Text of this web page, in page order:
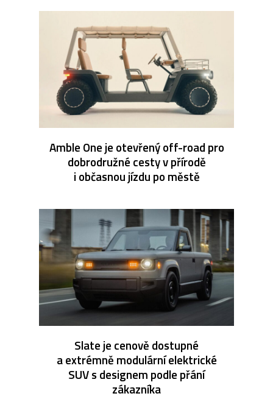
Amble One je otevřený off-road pro
dobrodružné cesty v přírodě
i občasnou jízdu po městě
Slate je cenově dostupné
a extrémně modulární elektrické
SUV s designem podle přání
zákazníka